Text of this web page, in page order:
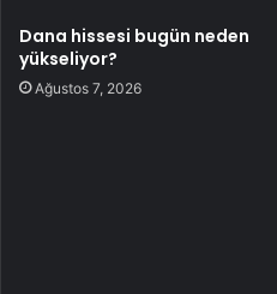
Dana hissesi bugün neden
yükseliyor?
Ağustos 7, 2026